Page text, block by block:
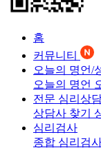
홈
커뮤니티
오늘의 명언/
오늘의 명언
전문 심리상
상담사 찾기
심리검사
종합 심리검